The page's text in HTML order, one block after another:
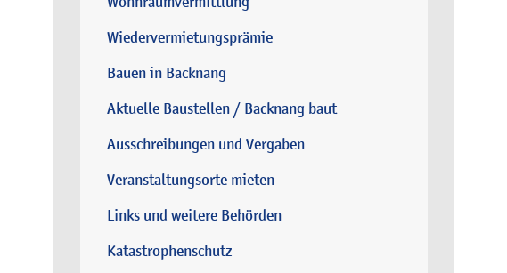
Wiedervermietungsprämie
Bauen in Backnang
Aktuelle Baustellen / Backnang baut
Ausschreibungen und Vergaben
Veranstaltungsorte mieten
Links und weitere Behörden
Katastrophenschutz